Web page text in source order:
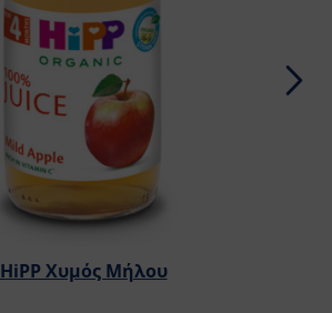
HiPP Χυμός Μήλου